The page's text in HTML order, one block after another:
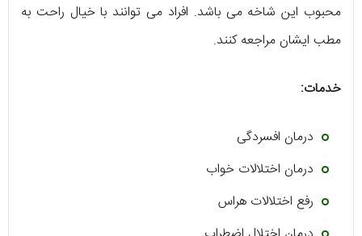
محبوب این شاخه می باشد. افراد می توانند با خیال راحت به
مطب ایشان مراجعه کنند.
خدمات:
درمان افسردگی
درمان اختلالات خواب
رفع اختلالات هراس